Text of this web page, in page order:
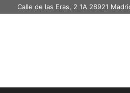
Calle de las Eras, 2 1A 28921